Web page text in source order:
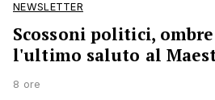
NEWSLETTER
Scossoni politici,
l'ultimo saluto al
8 ore